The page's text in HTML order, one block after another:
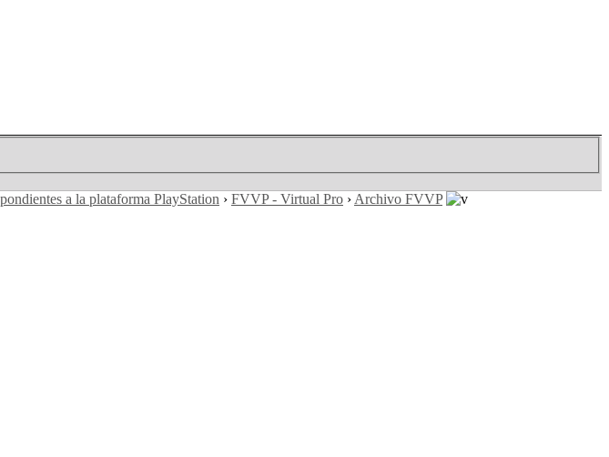
a la plataforma PlayStation › FVVP - Virtual Pro › Archivo FVVP